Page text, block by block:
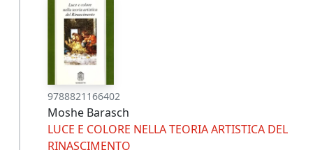
9788821166402
Moshe Barasch
LUCE E COLORE NELLA TEORIA ARTISTICA DEL
RINASCIMENTO